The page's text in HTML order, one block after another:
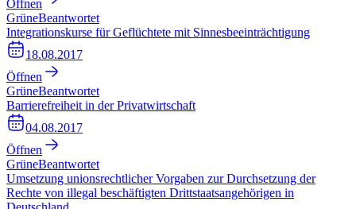
Öffnen
GrüneBeantwortet
Integrationskurse für Geflüchtete mit Sinnesbeeinträchtigung
18.08.2017
Öffnen
GrüneBeantwortet
Barrierefreiheit in der Privatwirtschaft
04.08.2017
Öffnen
GrüneBeantwortet
Umsetzung unionsrechtlicher Vorgaben zur Durchsetzung der
Rechte von illegal beschäftigten Drittstaatsangehörigen in